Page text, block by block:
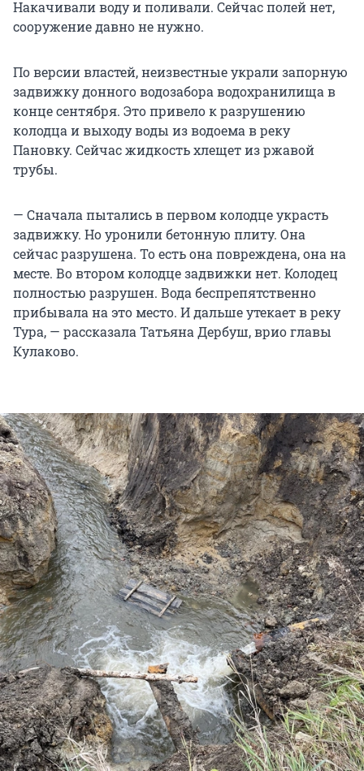
Накачивали воду и поливали. Сейчас полей нет,
сооружение давно не нужно.
По версии властей, неизвестные украли запорную
задвижку донного водозабора водохранилища в
конце сентября. Это привело к разрушению
колодца и выходу воды из водоема в реку
Пановку. Сейчас жидкость хлещет из ржавой
трубы.
— Сначала пытались в первом колодце украсть
задвижку. Но уронили бетонную плиту. Она
сейчас разрушена. То есть она повреждена, она на
месте. Во втором колодце задвижки нет. Колодец
полностью разрушен. Вода беспрепятственно
прибывала на это место. И дальше утекает в реку
Тура, — рассказала Татьяна Дербуш, врио главы
Кулаково.